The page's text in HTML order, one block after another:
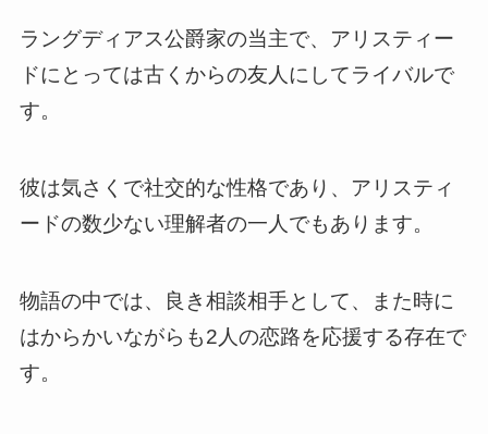
ラングディアス公爵家の当主で、アリスティー
ドにとっては古くからの友人にしてライバルで
す。
彼は気さくで社交的な性格であり、アリスティ
ードの数少ない理解者の一人でもあります。
物語の中では、良き相談相手として、また時に
はからかいながらも2人の恋路を応援する存在で
す。